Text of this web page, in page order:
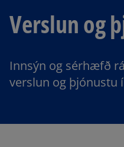
Verslun og
Innsýn og sérhæfð
verslun og þjónustu